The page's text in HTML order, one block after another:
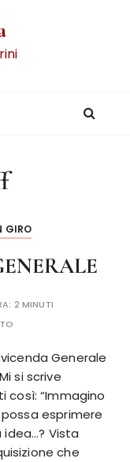
GIRO
2 MINUTI
Generale
si scrive
“Immagino
esprimere
idea…? Vista
che